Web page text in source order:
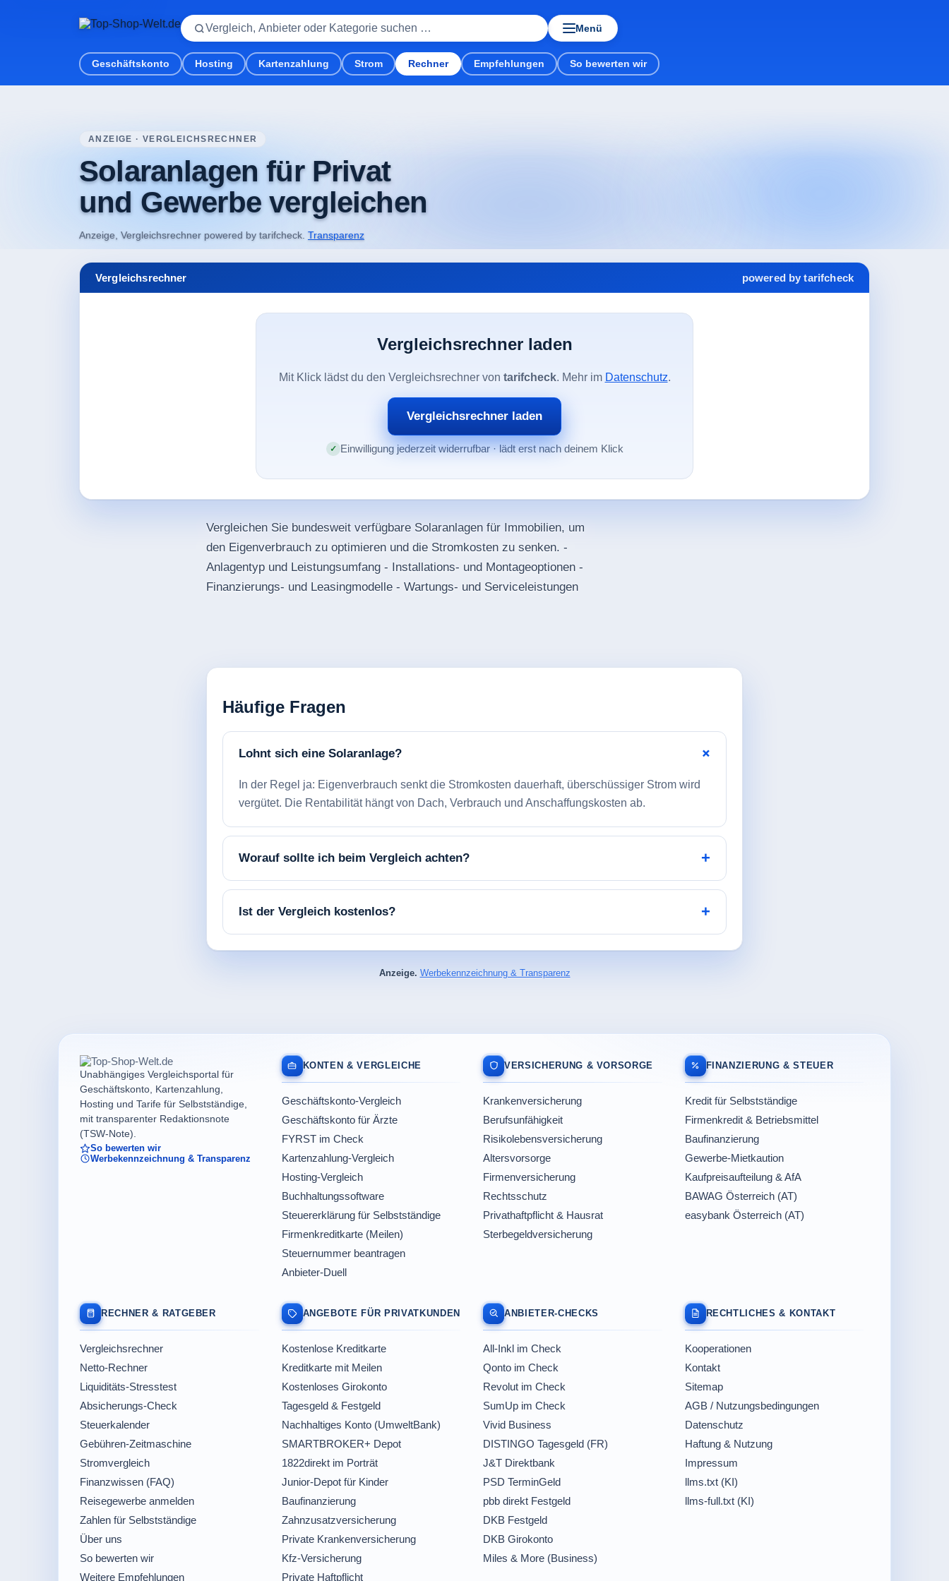
Menü
Geschäftskonto Hosting Kartenzahlung Strom Rechner Empfehlungen So bewerten wir
ANZEIGE · VERGLEICHSRECHNER
Solaranlagen für Privat
und Gewerbe vergleichen
Anzeige, Vergleichsrechner powered by tarifcheck. Transparenz
Vergleichsrechner powered by tarifcheck
Vergleichsrechner laden
Mit Klick lädst du den Vergleichsrechner von tarifcheck. Mehr im Datenschutz.
Vergleichsrechner laden
Einwilligung jederzeit widerrufbar · lädt erst nach deinem Klick
Vergleichen Sie bundesweit verfügbare Solaranlagen für Immobilien, um
den Eigenverbrauch zu optimieren und die Stromkosten zu senken. -
Anlagentyp und Leistungsumfang - Installations- und Montageoptionen -
Finanzierungs- und Leasingmodelle - Wartungs- und Serviceleistungen
Häufige Fragen
Lohnt sich eine Solaranlage?
In der Regel ja: Eigenverbrauch senkt die Stromkosten dauerhaft, überschüssiger Strom wird
vergütet. Die Rentabilität hängt von Dach, Verbrauch und Anschaffungskosten ab.
Worauf sollte ich beim Vergleich achten?
Ist der Vergleich kostenlos?
Anzeige. Werbekennzeichnung & Transparenz
Unabhängiges Vergleichsportal für
Geschäftskonto, Kartenzahlung,
Hosting und Tarife für Selbstständige,
mit transparenter Redaktionsnote
(TSW-Note).
So bewerten wir
Werbekennzeichnung & Transparenz
KONTEN & VERGLEICHE
Geschäftskonto-Vergleich
Geschäftskonto für Ärzte
FYRST im Check
Kartenzahlung-Vergleich
Hosting-Vergleich
Buchhaltungssoftware
Steuererklärung für Selbstständige
Firmenkreditkarte (Meilen)
Steuernummer beantragen
Anbieter-Duell
VERSICHERUNG & VORSORGE
Krankenversicherung
Berufsunfähigkeit
Risikolebensversicherung
Altersvorsorge
Firmenversicherung
Rechtsschutz
Privathaftpflicht & Hausrat
Sterbegeldversicherung
FINANZIERUNG & STEUER
Kredit für Selbstständige
Firmenkredit & Betriebsmittel
Baufinanzierung
Gewerbe-Mietkaution
Kaufpreisaufteilung & AfA
BAWAG Österreich (AT)
easybank Österreich (AT)
RECHNER & RATGEBER
Vergleichsrechner
Netto-Rechner
Liquiditäts-Stresstest
Absicherungs-Check
Steuerkalender
Gebühren-Zeitmaschine
Stromvergleich
Finanzwissen (FAQ)
Reisegewerbe anmelden
Zahlen für Selbstständige
Über uns
So bewerten wir
Weitere Empfehlungen
ANGEBOTE FÜR PRIVATKUNDEN
Kostenlose Kreditkarte
Kreditkarte mit Meilen
Kostenloses Girokonto
Tagesgeld & Festgeld
Nachhaltiges Konto (UmweltBank)
SMARTBROKER+ Depot
1822direkt im Porträt
Junior-Depot für Kinder
Baufinanzierung
Zahnzusatzversicherung
Private Krankenversicherung
Kfz-Versicherung
Private Haftpflicht
ANBIETER-CHECKS
All-Inkl im Check
Qonto im Check
Revolut im Check
SumUp im Check
Vivid Business
DISTINGO Tagesgeld (FR)
J&T Direktbank
PSD TerminGeld
pbb direkt Festgeld
DKB Festgeld
DKB Girokonto
Miles & More (Business)
RECHTLICHES & KONTAKT
Kooperationen
Kontakt
Sitemap
AGB / Nutzungsbedingungen
Datenschutz
Haftung & Nutzung
Impressum
llms.txt (KI)
llms-full.txt (KI)